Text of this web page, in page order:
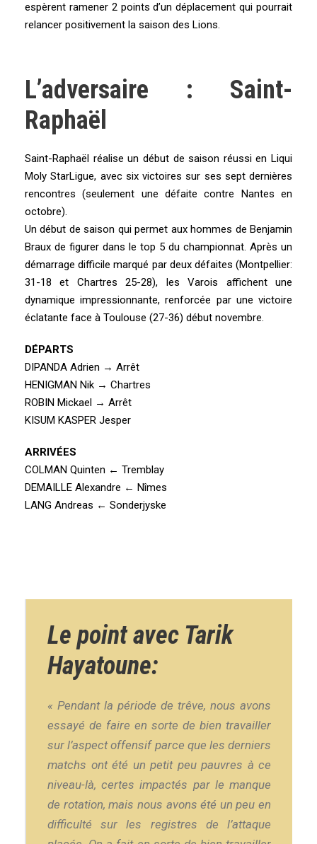
espèrent ramener 2 points d’un déplacement qui pourrait
relancer positivement la saison des Lions.
L’adversaire : Saint-
Raphaël
Saint-Raphaël réalise un début de saison réussi en Liqui
Moly StarLigue, avec six victoires sur ses sept dernières
rencontres (seulement une défaite contre Nantes en
octobre).
Un début de saison qui permet aux hommes de Benjamin
Braux de figurer dans le top 5 du championnat. Après un
démarrage difficile marqué par deux défaites (Montpellier:
31-18 et Chartres 25-28), les Varois affichent une
dynamique impressionnante, renforcée par une victoire
éclatante face à Toulouse (27-36) début novembre.
DÉPARTS
DIPANDA Adrien → Arrêt
HENIGMAN Nik → Chartres
ROBIN Mickael → Arrêt
KISUM KASPER Jesper
ARRIVÉES
COLMAN Quinten ← Tremblay
DEMAILLE Alexandre ← Nîmes
LANG Andreas ← Sonderjyske
Le point avec Tarik
Hayatoune:
« Pendant la période de trêve, nous avons
essayé de faire en sorte de bien travailler
sur l’aspect offensif parce que les derniers
matchs ont été un petit peu pauvres à ce
niveau-là, certes impactés par le manque
de rotation, mais nous avons été un peu en
difficulté sur les registres de l’attaque